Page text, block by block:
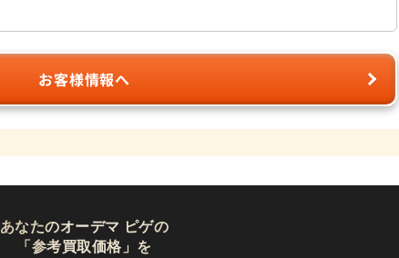
お客様情報へ
あなたのオーデマ ピゲの
「参考買取価格」を